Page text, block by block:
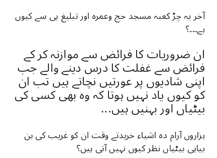
آخر یہ چڑ کعبہ مسجد حج وعمرہ اور تبلیغ ہی سے کیوں
ہے۔۔۔؟
ان ضروریات کا فرائض سے موازنہ کر کے
فرائض سے غفلت کا درس دینے والے جب
اپنی شادیوں پر عورتیں نچاتے ہیں تب ان
کو کیوں یاد نہیں ہوتا کہ وہ بھی کسی کی
بیٹیاں اور بہنیں ہیں...
ہزاروں آرام دہ اشیاء خریدتے وقت ان کو غریب کی بن
بیاہی بیٹیاں نظر کیوں نہیں آتی ہیں؟